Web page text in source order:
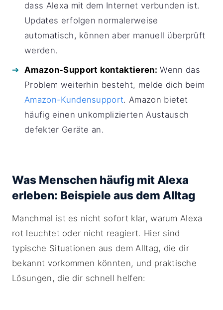
dass Alexa mit dem Internet verbunden ist.
Updates erfolgen normalerweise
automatisch, können aber manuell überprüft
werden.
Amazon-Support kontaktieren: Wenn das
Problem weiterhin besteht, melde dich beim
Amazon-Kundensupport. Amazon bietet
häufig einen unkomplizierten Austausch
defekter Geräte an.
Was Menschen häufig mit Alexa
erleben: Beispiele aus dem Alltag
Manchmal ist es nicht sofort klar, warum Alexa
rot leuchtet oder nicht reagiert. Hier sind
typische Situationen aus dem Alltag, die dir
bekannt vorkommen könnten, und praktische
Lösungen, die dir schnell helfen: